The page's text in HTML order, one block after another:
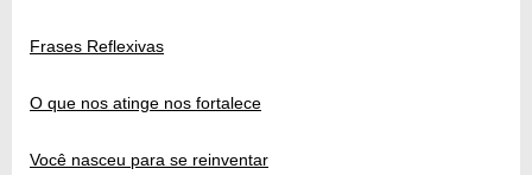
Frases Reflexivas
O que nos atinge nos fortalece
Você nasceu para se reinventar